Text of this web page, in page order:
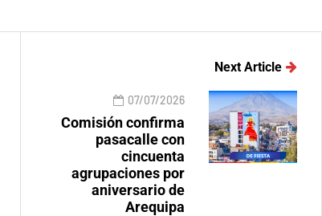
Next Article
07/07/2026
Comisión confirma
pasacalle con
cincuenta
agrupaciones por
aniversario de
Arequipa